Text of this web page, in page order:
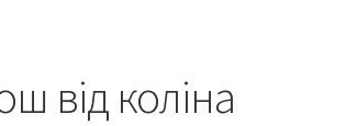
від коліна